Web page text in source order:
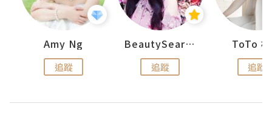
Amy Ng
追蹤
BeautySearch
追蹤
ToTo
追蹤